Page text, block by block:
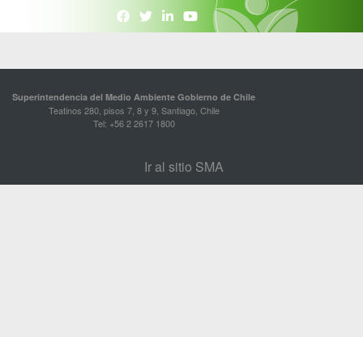
Superintendencia del Medio Ambiente Gobierno de Chile
Teatinos 280, pisos 7, 8 y 9, Santiago, Chile
Tel: +56 2 2617 1800
Ir al sitio SMA